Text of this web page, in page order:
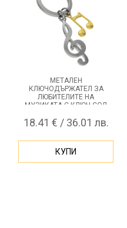
МЕТАЛЕН
КЛЮЧОДЪРЖАТЕЛ ЗА
ЛЮБИТЕЛИТЕ НА
МУЗИКАТА С КЛЮЧ СОЛ
18.41 € / 36.01 лв.
КУПИ